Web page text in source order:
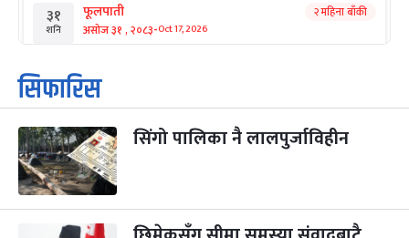
३१
शनि
फूलपाती
असोज ३१ , २०८३-Oct 17, 2026
२ महिना बाँकी
१
आइत
कार्तिक सङ्क्रान्ति
कार्तिक १, २०८३
३
मंगल
महानवमी
कार्तिक ३, २०८३
२ महिना बाँकी
४
कार्तिक ४, २०८३ -Oct 21, 2026
सिफारिस
सिंगो पालिका नै लालपुर्जाविहीन